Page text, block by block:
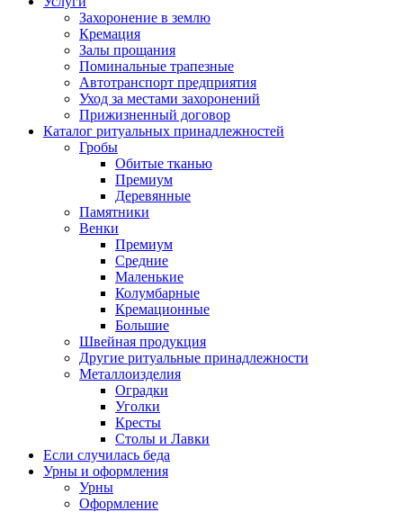
Захоронение в землю
Кремация
Залы прощания
Поминальные трапезные
Автотранспорт предприятия
Уход за местами захоронений
Прижизненный договор
Каталог ритуальных принадлежностей
Гробы
Обитые тканью
Премиум
Деревянные
Памятники
Венки
Премиум
Средние
Маленькие
Колумбарные
Кремационные
Большие
Швейная продукция
Другие ритуальные принадлежности
Металлоизделия
Оградки
Уголки
Кресты
Столы и Лавки
Если случилась беда
Урны и оформления
Урны
Оформление